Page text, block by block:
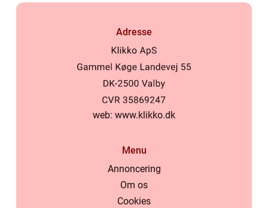
Adresse
web: www.klikko.dk
Menu
Annoncering
Om os
Cookies